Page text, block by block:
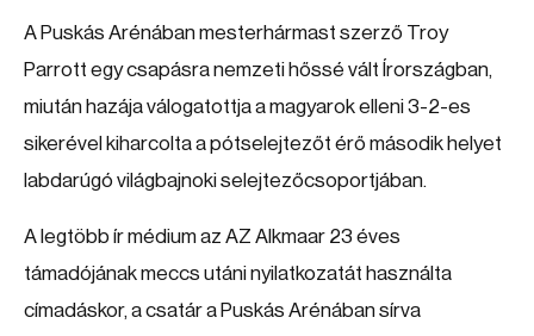
A Puskás Arénában mesterhármast szerző Troy
Parrott egy csapásra nemzeti hőssé vált Írországban,
miután hazája válogatottja a magyarok elleni 3-2-es
sikerével kiharcolta a pótselejtezőt érő második helyet
labdarúgó világbajnoki selejtezőcsoportjában.
A legtöbb ír médium az AZ Alkmaar 23 éves
támadójának meccs utáni nyilatkozatát használta
címadáskor, a csatár a Puskás Arénában sírva